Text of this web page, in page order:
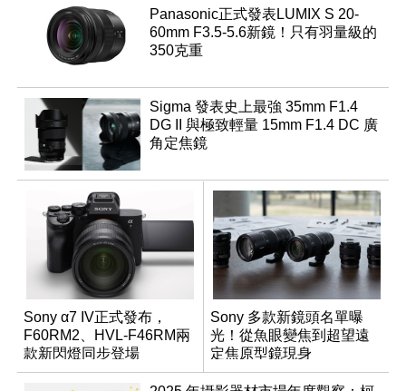
Panasonic正式發表LUMIX S 20-
60mm F3.5-5.6新鏡！只有羽量級的
350克重
Sigma 發表史上最強 35mm F1.4
DG II 與極致輕量 15mm F1.4 DC 廣
角定焦鏡
Sony α7 IV正式發布，
F60RM2、HVL-F46RM兩
款新閃燈同步登場
Sony 多款新鏡頭名單曝
光！從魚眼變焦到超望遠
定焦原型鏡現身